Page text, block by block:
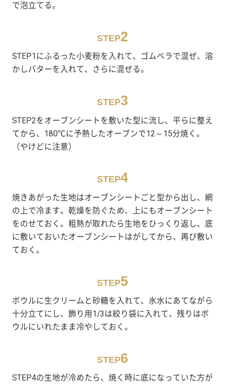
で泡立てる。
STEP2
STEP1にふるった小麦粉を入れて、ゴムベラで混ぜ、溶
かしバターを入れて、さらに混ぜる。
STEP3
STEP2をオーブンシートを敷いた型に流し、平らに整え
てから、180℃に予熱したオーブンで12～15分焼く。
（やけどに注意）
STEP4
焼きあがった生地はオーブンシートごと型から出し、網
の上で冷ます。乾燥を防ぐため、上にもオーブンシート
をのせておく。粗熱が取れたら生地をひっくり返し、底
に敷いておいたオーブンシートはがしてから、再び敷い
ておく。
STEP5
ボウルに生クリームと砂糖を入れて、氷水にあてながら
十分立てにし、飾り用1/3は絞り袋に入れて、残りはボ
ウルにいれたまま冷やしておく。
STEP6
STEP4の生地が冷めたら、焼く時に底になっていた方が